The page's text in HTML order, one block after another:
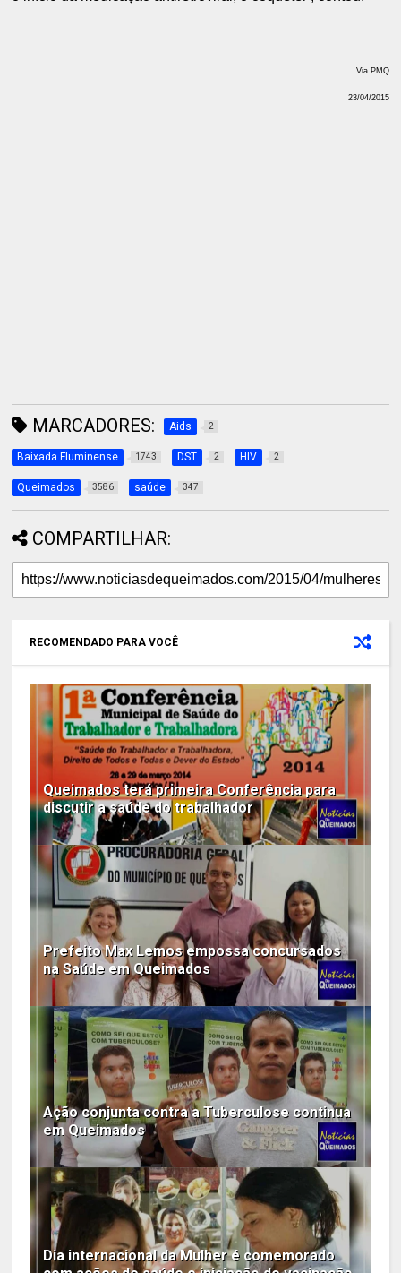
Via PMQ
23/04/2015
MARCADORES: Aids 2
Baixada Fluminense 1743 DST 2 HIV 2
Queimados 3586 saúde 347
COMPARTILHAR:
RECOMENDADO PARA VOCÊ
Queimados terá primeira Conferência para
discutir a saúde do trabalhador
Prefeito Max Lemos empossa concursados
na Saúde em Queimados
Ação conjunta contra a Tuberculose continua
em Queimados
Dia internacional da Mulher é comemorado